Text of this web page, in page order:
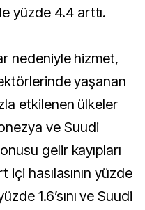
yüzde 4.4 arttı.
nedeniyle hizmet,
yaşanan
etkilenen ülkeler
ve Suudi
gelir kayıpları
içi hasılasının yüzde
1.6’sını ve Suudi